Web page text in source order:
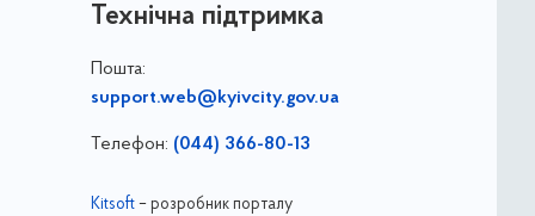
Технічна підтримка
Пошта:
support.web@kyivcity.gov.ua
Телефон: (044) 366-80-13
Kitsoft– розробник порталу